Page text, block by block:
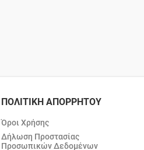
ΠΟΛΙΤΙΚΗ ΑΠΟΡΡΗΤΟΥ
Όροι Χρήσης
Δήλωση Προστασίας
Προσωπικών Δεδομένων